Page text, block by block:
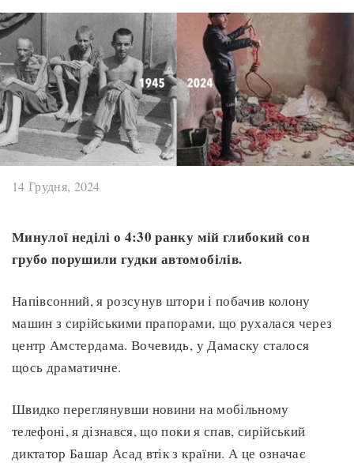
14 Грудня, 2024
Минулої неділі о 4:30 ранку мій глибокий сон
грубо порушили гудки автомобілів.
Напівсонний, я розсунув штори і побачив колону
машин з сирійськими прапорами, що рухалася через
центр Амстердама. Вочевидь, у Дамаску сталося
щось драматичне.
Швидко переглянувши новини на мобільному
телефоні, я дізнався, що поки я спав, сирійський
диктатор Башар Асад втік з країни. А це означає